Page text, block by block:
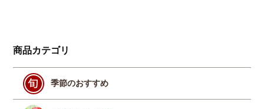
商品カテゴリ
季節のおすすめ